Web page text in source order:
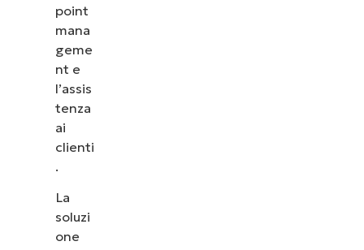
point
mana
geme
nt e
l’assis
tenza
ai
clienti
.
La
soluzi
one